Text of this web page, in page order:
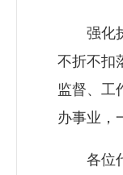
强化执
不折不扣
监督、工
办事业，
各位代